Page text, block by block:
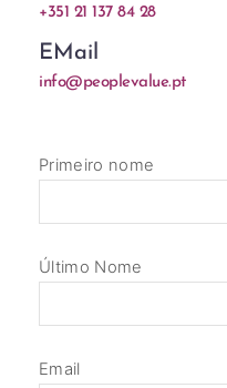
+351 21 137 84 28
EMail
info@peoplevalue.pt
Primeiro nome
Último Nome
Email